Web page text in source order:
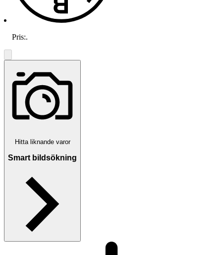
Pris:.
Hitta liknande varor
Smart bildsökning